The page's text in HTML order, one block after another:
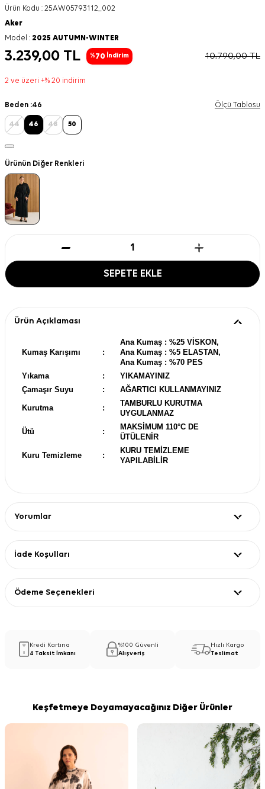
Ürün Kodu : 25AW05793112_002
Aker
Model : 2025 AUTUMN-WINTER
3.239,00 TL %70 İndirim 10.790,00TL
2 ve üzeri +% 20 indirim
Beden :46 Ölçü Tablosu
44 46 48 50
Ürünün Diğer Renkleri
SEPETE EKLE
Ürün Açıklaması
Kumaş Karışımı :
Ana Kumaş : %25 VİSKON,
Ana Kumaş : %5 ELASTAN,
Ana Kumaş : %70 PES
Yıkama
:
YIKAMAYINIZ
Çamaşır Suyu
: AĞARTICI KULLANMAYINIZ
Kurutma :
TAMBURLU KURUTMA
UYGULANMAZ
Ütü :
MAKSİMUM 110°C DE
ÜTÜLENİR
Kuru Temizleme :
KURU TEMİZLEME
YAPILABİLİR
Yorumlar
İade Koşulları
Ödeme Seçenekleri
Kredi Kartına
4 Taksit İmkanı
%100 Güvenli
Alışveriş
Hızlı Kargo
Teslimat
Keşfetmeye Doyamayacağınız Diğer Ürünler